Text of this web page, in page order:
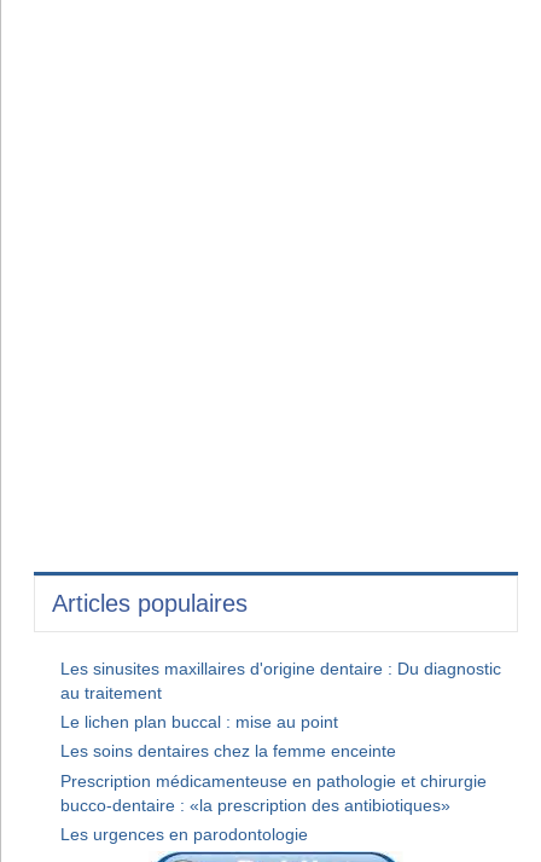
Articles populaires
Les sinusites maxillaires d'origine dentaire : Du diagnostic
au traitement
Le lichen plan buccal : mise au point
Les soins dentaires chez la femme enceinte
Prescription médicamenteuse en pathologie et chirurgie
bucco-dentaire : «la prescription des antibiotiques»
Les urgences en parodontologie